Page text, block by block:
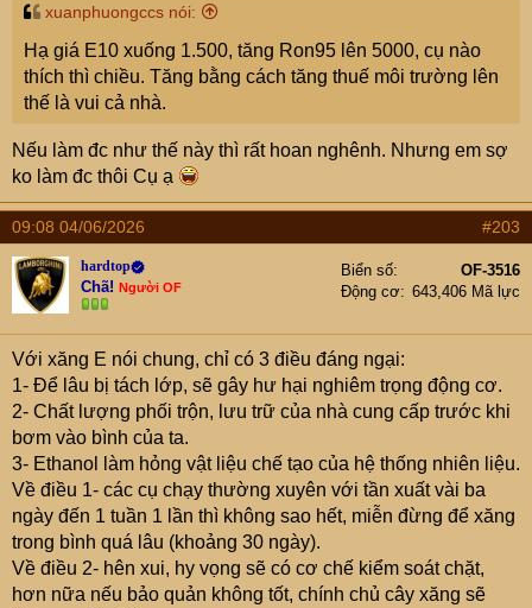
xuanphuongccs nói:
Hạ giá E10 xuống 1.500, tăng Ron95 lên 5000, cụ nào
thích thì chiều. Tăng bằng cách tăng thuế môi trường lên
thế là vui cả nhà.
Nếu làm đc như thế này thì rất hoan nghênh. Nhưng em sợ
ko làm đc thôi Cụ ạ
09:08 04/06/2026 #203
hardtop
Chã! Người OF
Biển số
OF-3516
Động cơ
643,406 Mã lực
Với xăng E nói chung, chỉ có 3 điều đáng ngại:
1- Để lâu bị tách lớp, sẽ gây hư hại nghiêm trọng động cơ.
2- Chất lượng phối trộn, lưu trữ của nhà cung cấp trước khi
bơm vào bình của ta.
3- Ethanol làm hỏng vật liệu chế tạo của hệ thống nhiên liệu.
Về điều 1- các cụ chạy thường xuyên với tần xuất vài ba
ngày đến 1 tuần 1 lần thì không sao hết, miễn đừng để xăng
trong bình quá lâu (khoảng 30 ngày).
Về điều 2- hên xui, hy vọng sẽ có cơ chế kiểm soát chặt,
hơn nữa nếu bảo quản không tốt, chính chủ cây xăng sẽ